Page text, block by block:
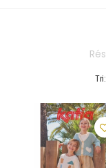
Tri: